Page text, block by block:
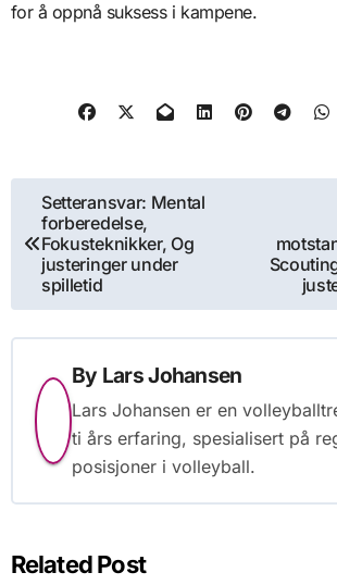
for å oppnå suksess i kampene.
Post
navigation
Setteransvar: Mental
forberedelse,
Fokusteknikker, Og
justeringer under
spilletid
By Lars Johansen
Lars Johansen er en
ti års erfaring, spesialisert på
posisjoner i volleyball.
Related Post